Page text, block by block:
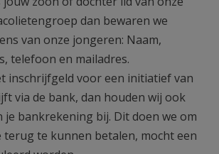
dan bewaren we
van onze jongeren: Naam,
telefoon en mailadres.
inschrijfgeld voor een initiatief van
via de bank, dan houden wij ook
je bankrekening bij. Dit doen we om
terug te kunnen betalen, mocht een